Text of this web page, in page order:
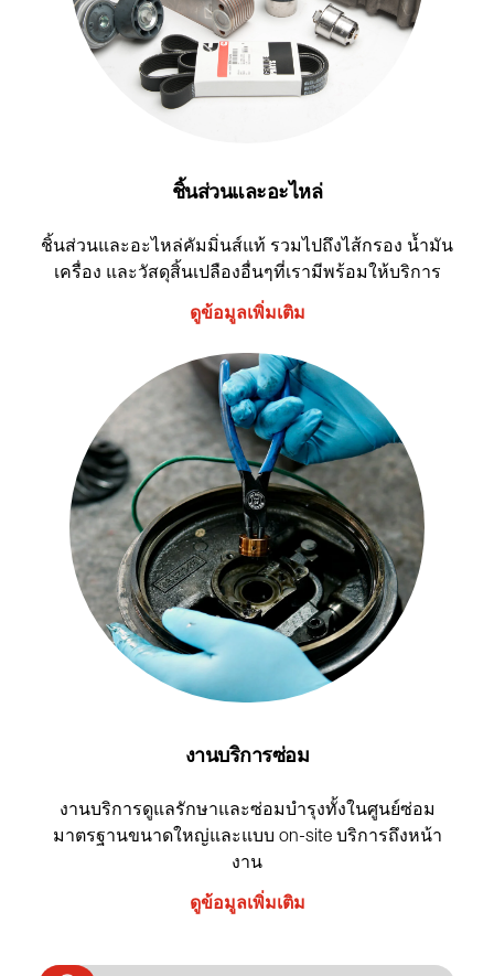
ชิ้นส่วนและอะไหล่
ชิ้นส่วนและอะไหล่คัมมิ่นส์แท้ รวมไปถึงไส้กรอง น้ำมัน
เครื่อง และวัสดุสิ้นเปลืองอื่นๆที่เรามีพร้อมให้บริการ
ดูข้อมูลเพิ่มเติม
งานบริการซ่อม
งานบริการดูแลรักษาและซ่อมบำรุงทั้งในศูนย์ซ่อม
มาตรฐานขนาดใหญ่และแบบ on-site บริการถึงหน้า
งาน
ดูข้อมูลเพิ่มเติม